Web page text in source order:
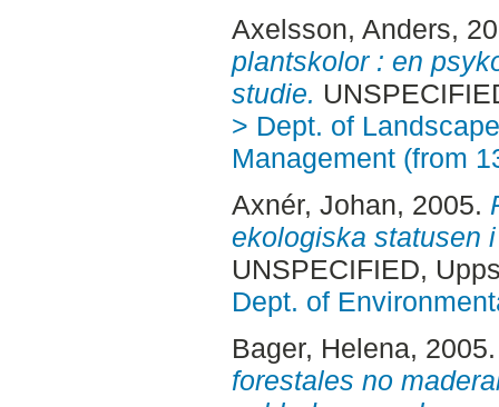
Axelsson, Anders,
plantskolor : en
studie.
> Dept. of
Management (from
Axnér, Johan, 2005.
ekologiska statusen
UNSPECIFIED,
Dept. of
Bager, Helena,
forestales no